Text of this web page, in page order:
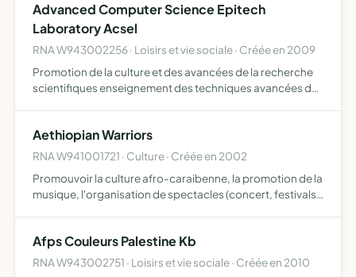
domaine…
Advanced Computer Science Epitech
Laboratory Acsel
RNA W943002256 · Loisirs et vie sociale · Créée en 2009
Promotion de la culture et des avancées de la recherche
scientifiques enseignement des techniques avancées de
Aethiopian Warriors
RNA W941001721 · Culture · Créée en 2002
Promouvoir la culture afro-caraibenne, la promotion de la
musique, l'organisation de spectacles (concert, festivals,
Afps Couleurs Palestine Kb
RNA W943002751 · Loisirs et vie sociale · Créée en 2010